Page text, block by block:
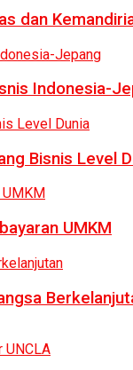
dan
Indonesia-
Bisnis Level
UMKM